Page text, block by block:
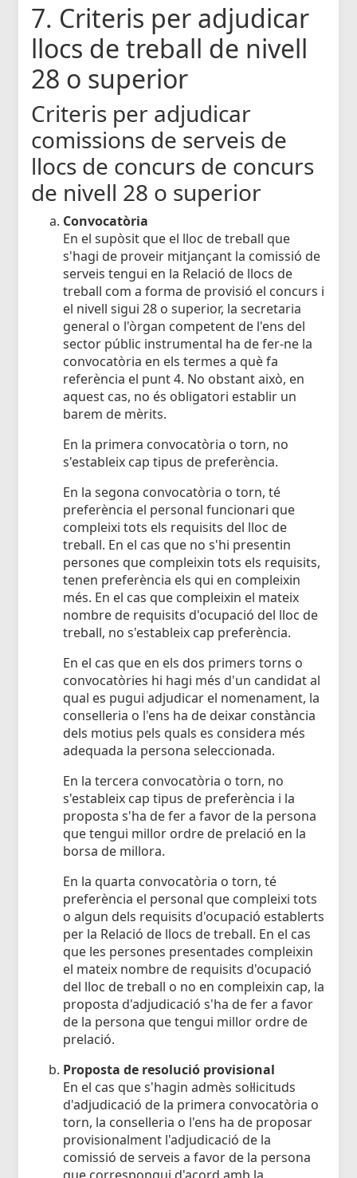
7. Criteris per adjudicar
llocs de treball de nivell
28 o superior
Criteris per adjudicar
comissions de serveis de
llocs de concurs de concurs
de nivell 28 o superior
Convocatòria
En el supòsit que el lloc de treball que
s'hagi de proveir mitjançant la comissió de
serveis tengui en la Relació de llocs de
treball com a forma de provisió el concurs i
el nivell sigui 28 o superior, la secretaria
general o l'òrgan competent de l'ens del
sector públic instrumental ha de fer-ne la
convocatòria en els termes a què fa
referència el punt 4. No obstant això, en
aquest cas, no és obligatori establir un
barem de mèrits.
En la primera convocatòria o torn, no
s'estableix cap tipus de preferència.
En la segona convocatòria o torn, té
preferència el personal funcionari que
compleixi tots els requisits del lloc de
treball. En el cas que no s'hi presentin
persones que compleixin tots els requisits,
tenen preferència els qui en compleixin
més. En el cas que compleixin el mateix
nombre de requisits d'ocupació del lloc de
treball, no s'estableix cap preferència.
En el cas que en els dos primers torns o
convocatòries hi hagi més d'un candidat al
qual es pugui adjudicar el nomenament, la
conselleria o l'ens ha de deixar constància
dels motius pels quals es considera més
adequada la persona seleccionada.
En la tercera convocatòria o torn, no
s'estableix cap tipus de preferència i la
proposta s'ha de fer a favor de la persona
que tengui millor ordre de prelació en la
borsa de millora.
En la quarta convocatòria o torn, té
preferència el personal que compleixi tots
o algun dels requisits d'ocupació establerts
per la Relació de llocs de treball. En el cas
que les persones presentades compleixin
el mateix nombre de requisits d'ocupació
del lloc de treball o no en compleixin cap, la
proposta d'adjudicació s'ha de fer a favor
de la persona que tengui millor ordre de
prelació.
Proposta de resolució provisional
En el cas que s'hagin admès sol·licituds
d'adjudicació de la primera convocatòria o
torn, la conselleria o l'ens ha de proposar
provisionalment l'adjudicació de la
comissió de serveis a favor de la persona